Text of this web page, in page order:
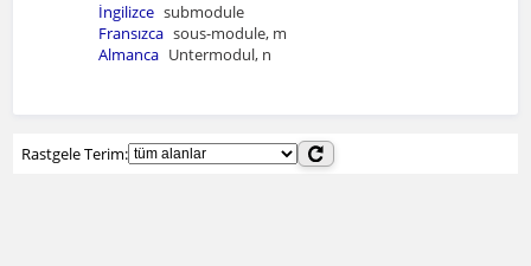
İngilizce submodule
Fransızca sous-module, m
Almanca Untermodul, n
Rastgele Terim: